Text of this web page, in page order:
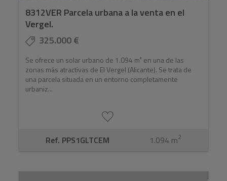
8312VER Parcela urbana a la venta en el
Vergel.
325.000 €
Se ofrece un solar urbano de 1.094 m² en una de las
zonas más atractivas de El Vergel (Alicante). Se trata de
una parcela situada en un entorno completamente
urbaniz...
Ref. PPS1GLTCEM 1.094 m2